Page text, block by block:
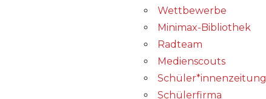
Wettbewerbe
Minimax-Bibliothek​
Radteam
Medienscouts
Schüler*innenzeitung
Schülerfirma